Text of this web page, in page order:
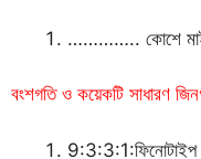
………….. কোশে
বংশগতি ও কয়েকটি সাধারণ